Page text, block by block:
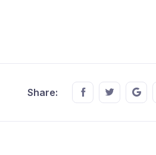
Share: Share this on
Share this